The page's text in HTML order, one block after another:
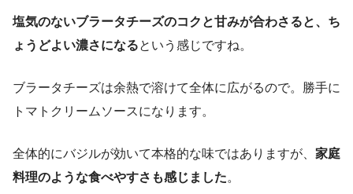
塩気のないブラータチーズのコクと甘みが合わさると、ち
ょうどよい濃さになるという感じですね。
ブラータチーズは余熱で溶けて全体に広がるので。勝手に
トマトクリームソースになります。
全体的にバジルが効いて本格的な味ではありますが、 家庭
料理のような食べやすさも感じました。